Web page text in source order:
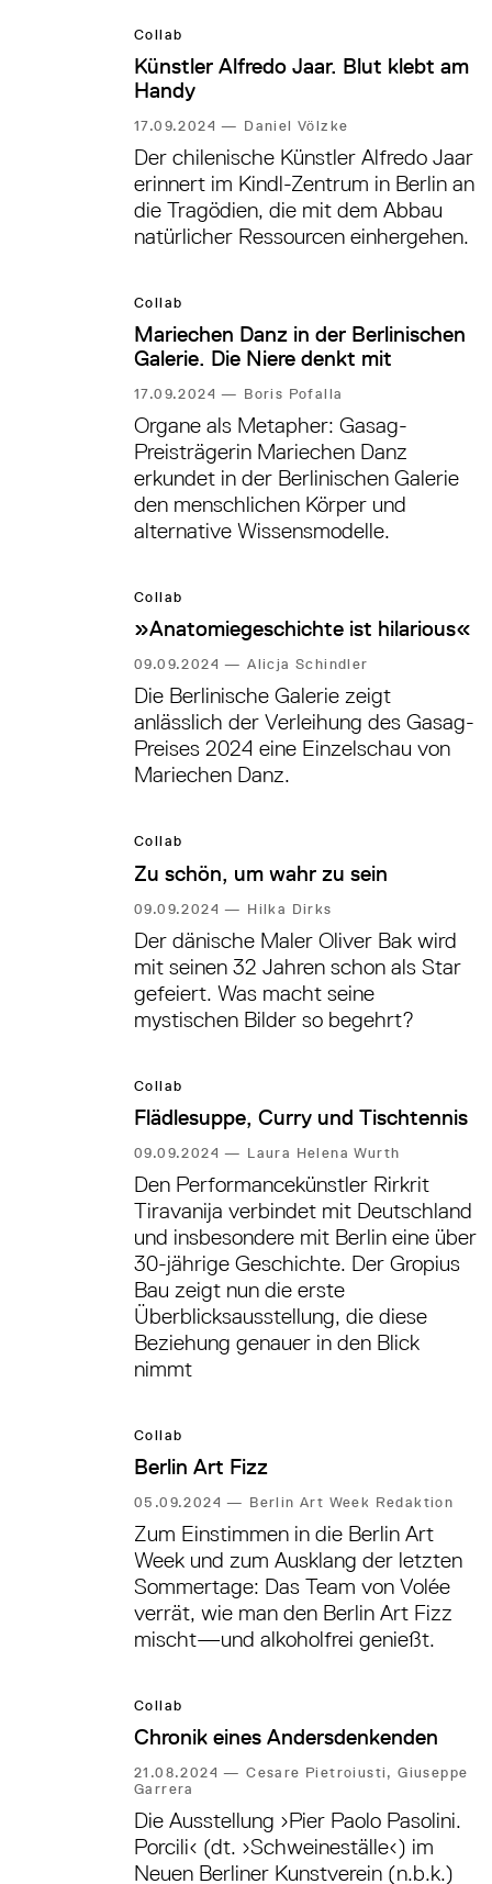
Collab
Künstler Alfredo Jaar. Blut klebt am
Handy
17.09.2024— Daniel Völzke
Der chilenische Künstler Alfredo Jaar
erinnert im Kindl-Zentrum in Berlin an
die Tragödien, die mit dem Abbau
natürlicher Ressourcen einhergehen.
Collab
Mariechen Danz in der Berlinischen
Galerie. Die Niere denkt mit
17.09.2024— Boris Pofalla
Organe als Metapher: Gasag-
Preisträgerin Mariechen Danz
erkundet in der Berlinischen Galerie
den menschlichen Körper und
alternative Wissensmodelle.
Collab
»Anatomiegeschichte ist hilarious«
09.09.2024—Alicja Schindler
Die Berlinische Galerie zeigt
anlässlich der Verleihung des Gasag-
Preises 2024 eine Einzelschau von
Mariechen Danz.
Collab
Zu schön, um wahr zu sein
09.09.2024— Hilka Dirks
Der dänische Maler Oliver Bak wird
mit seinen 32 Jahren schon als Star
gefeiert. Was macht seine
mystischen Bilder so begehrt?
Collab
Flädlesuppe, Curry und Tischtennis
09.09.2024— Laura Helena Wurth
Den Performancekünstler Rirkrit
Tiravanija verbindet mit Deutschland
und insbesondere mit Berlin eine über
30-jährige Geschichte. Der Gropius
Bau zeigt nun die erste
Überblicksausstellung, die diese
Beziehung genauer in den Blick
nimmt
Collab
Berlin Art Fizz
05.09.2024— Berlin Art Week Redaktion
Zum Einstimmen in die Berlin Art
Week und zum Ausklang der letzten
Sommertage: Das Team von Volée
verrät, wie man den Berlin Art Fizz
mischt—und alkoholfrei genießt.
Collab
Chronik eines Andersdenkenden
21.08.2024—Cesare Pietroiusti, Giuseppe
Garrera
Die Ausstellung ›Pier Paolo Pasolini.
Porcili‹ (dt. ›Schweineställe‹) im
Neuen Berliner Kunstverein (n.b.k.)